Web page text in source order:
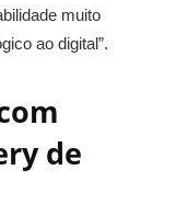
muito
ao digital”.
de